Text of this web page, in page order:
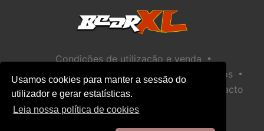
Usamos cookies para manter a sessão do
utilizador e gerar estatísticas.
Leia nossa política de cookies
Condições de utilização e venda •
Política de privacidade Política de Biscoitos •
Política de Segurança Infantil Ajuda / Contacto